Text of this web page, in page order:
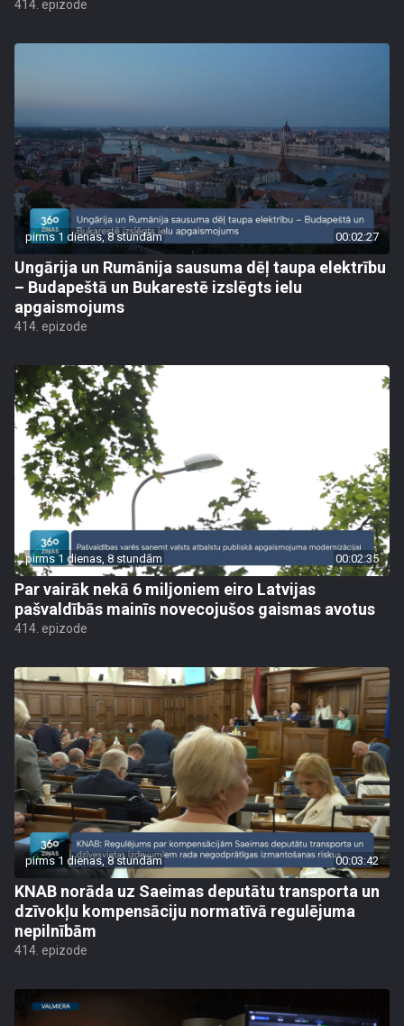
414. epizode
pirms 1 dienas, 8 stundām 00:02:27
Ungārija un Rumānija sausuma dēļ taupa elektrību
– Budapeštā un Bukarestē izslēgts ielu
apgaismojums
414. epizode
pirms 1 dienas, 8 stundām 00:02:35
Par vairāk nekā 6 miljoniem eiro Latvijas
pašvaldībās mainīs novecojušos gaismas avotus
414. epizode
pirms 1 dienas, 8 stundām 00:03:42
KNAB norāda uz Saeimas deputātu transporta un
dzīvokļu kompensāciju normatīvā regulējuma
nepilnībām
414. epizode